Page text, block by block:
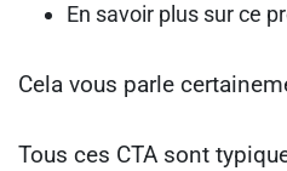
En savoir plus sur ce
Cela vous parle
Tous ces CTA sont